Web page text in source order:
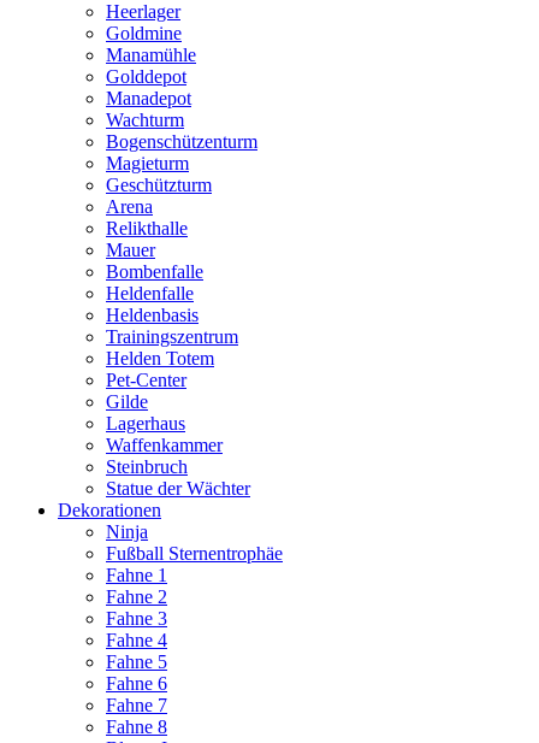
Heerlager
Goldmine
Manamühle
Golddepot
Manadepot
Wachturm
Bogenschützenturm
Magieturm
Geschützturm
Arena
Relikthalle
Mauer
Bombenfalle
Heldenfalle
Heldenbasis
Trainingszentrum
Helden Totem
Pet-Center
Gilde
Lagerhaus
Waffenkammer
Steinbruch
Statue der Wächter
Dekorationen
Ninja
Fußball Sternentrophäe
Fahne 1
Fahne 2
Fahne 3
Fahne 4
Fahne 5
Fahne 6
Fahne 7
Fahne 8